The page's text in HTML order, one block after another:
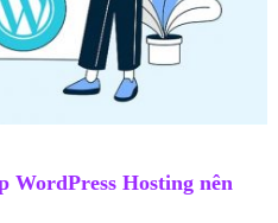
WordPress Hosting nên